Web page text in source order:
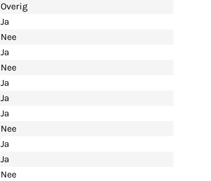
Overig
Ja
Nee
Ja
Nee
Ja
Ja
Ja
Nee
Ja
Ja
Nee